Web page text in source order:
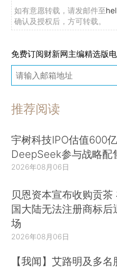
如有意愿转载，请发邮件至
确认及授权后，方可转载。
免费订阅财新网主编精选版
推荐阅读
宇树科技IPO估值600
DeepSeek参与战略配
2026年08月06日
贝恩资本宣布收购贡茶
国大陆无法注册商标后
场
2026年08月06日
【我闻】艾路明及多名